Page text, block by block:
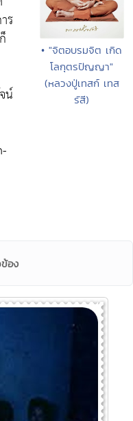
ร
น์
• "จิตอบรมจิต เกิด
โลกุตรปัญญา"
(หลวงปู่เทสก์ เทส
รัสี)
อง